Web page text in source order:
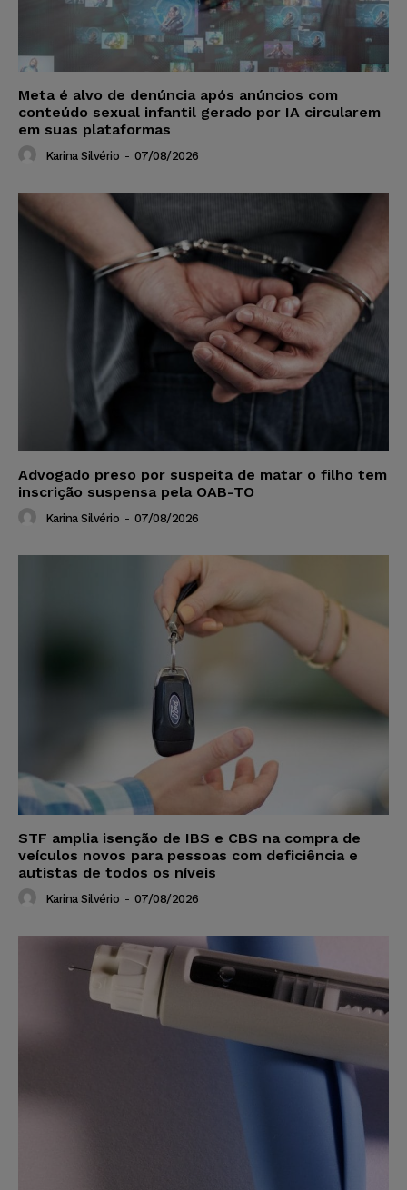
Meta é alvo de denúncia após anúncios com
conteúdo sexual infantil gerado por IA circularem
em suas plataformas
Karina Silvério - 07/08/2026
Advogado preso por suspeita de matar o filho tem
inscrição suspensa pela OAB-TO
Karina Silvério - 07/08/2026
STF amplia isenção de IBS e CBS na compra de
veículos novos para pessoas com deficiência e
autistas de todos os níveis
Karina Silvério - 07/08/2026